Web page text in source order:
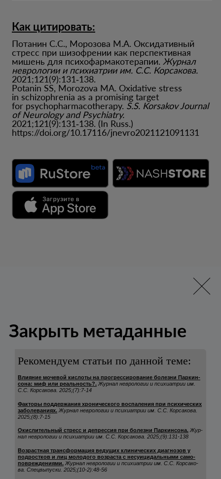
Как цитировать:
Потанин С.С., Морозова М.А. Оксидативный
стресс при шизофрении как перспективная
мишень для психофармакотерапии. Журнал
неврологии и психиатрии им. С.С. Корсакова.
2021;121(9):131‑138.
Potanin SS, Morozova MA. Oxidative stress
in schizophrenia as a promising target
for psychopharmacotherapy. S.S. Korsakov Journal
of Neurology and Psychiatry.
2021;121(9):131‑138. (In Russ.)
https://doi.org/10.17116/jnevro2021121091131
Закрыть метаданные
Рекомендуем статьи по данной теме:
Вли­яние мо­че­вой кис­ло­ты на прог­рес­си­ро­ва­ние бо­лез­ни Пар­кин­
со­на: миф или ре­аль­ность?. Жур­нал нев­ро­ло­гии и пси­хи­ат­рии им.
С.С. Кор­са­ко­ва. 2025;(7):7-14
Фак­то­ры под­дер­жа­ния хро­ни­чес­ко­го вос­па­ле­ния при пси­хи­чес­ких
за­бо­ле­ва­ни­ях. Жур­нал нев­ро­ло­гии и пси­хи­ат­рии им. С.С. Кор­са­ко­ва.
2025;(8):7-15
Окис­ли­тель­ный стресс и деп­рес­сия при бо­лез­ни Пар­кин­со­на. Жур­
нал нев­ро­ло­гии и пси­хи­ат­рии им. С.С. Кор­са­ко­ва. 2025;(9):131-138
Воз­рас­тная тран­сфор­ма­ция ве­ду­щих кли­ни­чес­ких ди­аг­но­зов у
под­рос­тков и лиц мо­ло­до­го воз­рас­та с не­су­ици­даль­ны­ми са­мо­
пов­реж­де­ни­ями. Жур­нал нев­ро­ло­гии и пси­хи­ат­рии им. С.С. Кор­са­ко­
ва. Спец­вы­пус­ки. 2025;(10-2):48-56